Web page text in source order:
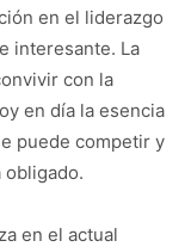
en el liderazgo
interesante. La
con la
en día la esencia
puede competir y
obligado.
en el actual